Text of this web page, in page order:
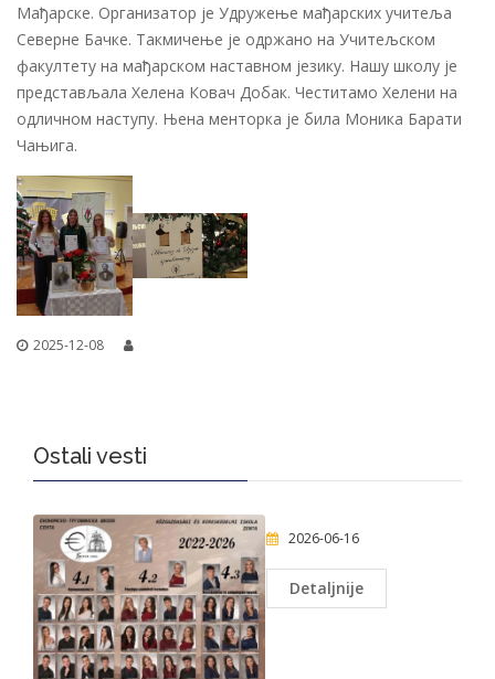
Мађарске. Организатор је Удружењe мађарских учитеља
Северне Бачке. Такмичење је одржано на Учитељском
факултету на мађарском наставном језику. Нашу школу је
представљала Хелена Ковач Добак. Честитамо Хелени на
одличном наступу. Њена менторка је била Моника Барати
Чањига.
2025-12-08
Ostali vesti
2026-06-16
Detaljnije